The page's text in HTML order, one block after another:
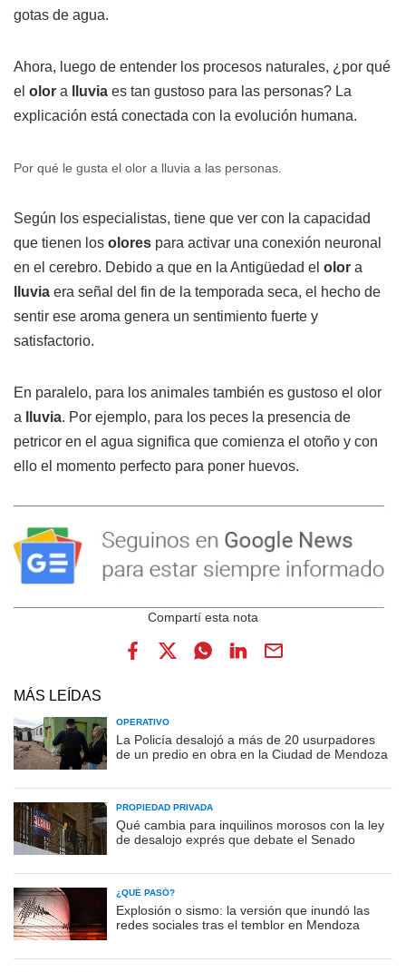
gotas de agua.
Ahora, luego de entender los procesos naturales, ¿por qué
el olor a lluvia es tan gustoso para las personas? La
explicación está conectada con la evolución humana.
Por qué le gusta el olor a lluvia a las personas.
Según los especialistas, tiene que ver con la capacidad
que tienen los olores para activar una conexión neuronal
en el cerebro. Debido a que en la Antigüedad el olor a
lluvia era señal del fin de la temporada seca, el hecho de
sentir ese aroma genera un sentimiento fuerte y
satisfactorio.
En paralelo, para los animales también es gustoso el olor
a
lluvia. Por ejemplo, para los peces la presencia de
petricor en el agua significa que comienza el otoño y con
ello el momento perfecto para poner huevos.
MÁS LEÍDAS
OPERATIVO
La Policía desalojó a más de 20 usurpadores
de un predio en obra en la Ciudad de Mendoza
PROPIEDAD PRIVADA
Qué cambia para inquilinos morosos con la ley
de desalojo exprés que debate el Senado
¿QUÉ PASÓ?
Explosión o sismo: la versión que inundó las
redes sociales tras el temblor en Mendoza